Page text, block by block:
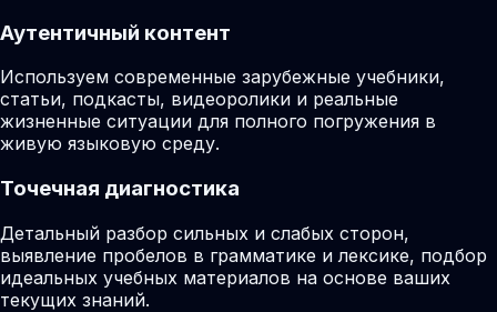
Аутентичный контент
Используем современные зарубежные учебники,
статьи, подкасты, видеоролики и реальные
жизненные ситуации для полного погружения в
живую языковую среду.
Точечная диагностика
Детальный разбор сильных и слабых сторон,
выявление пробелов в грамматике и лексике, подбор
идеальных учебных материалов на основе ваших
текущих знаний.